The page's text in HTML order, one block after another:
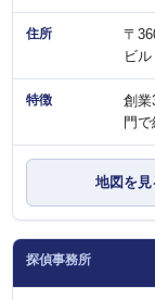
〒
ビ
創業
門
地図を見